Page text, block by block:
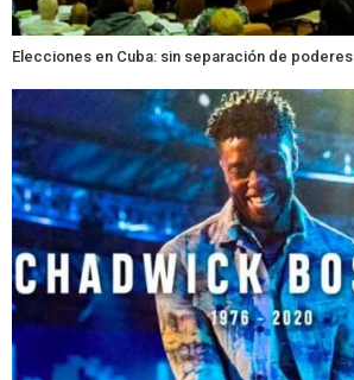
Elecciones en Cuba: sin separación de poderes